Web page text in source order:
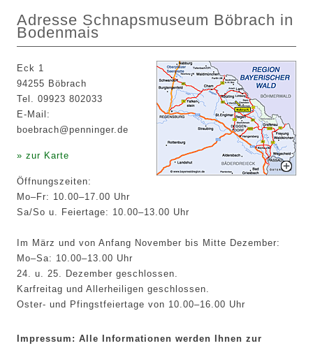
Adresse Schnapsmuseum Böbrach in
Bodenmais
Eck 1
94255 Böbrach
Tel. 09923 802033
E-Mail:
boebrach@penninger.de
» zur Karte
Öffnungszeiten:
Mo–Fr: 10.00–17.00 Uhr
Sa/So u. Feiertage: 10.00–13.00 Uhr
Im März und von Anfang November bis Mitte Dezember:
Mo–Sa: 10.00–13.00 Uhr
24. u. 25. Dezember geschlossen.
Karfreitag und Allerheiligen geschlossen.
Oster- und Pfingstfeiertage von 10.00–16.00 Uhr
Impressum: Alle Informationen werden Ihnen zur